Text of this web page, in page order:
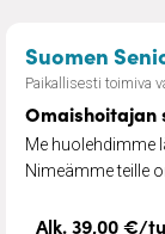
Suomen
Paikallisesti toimiva
Omaishoitajan
Me huolehdimme
Nimeämme teille
Alk. 39,00 €/